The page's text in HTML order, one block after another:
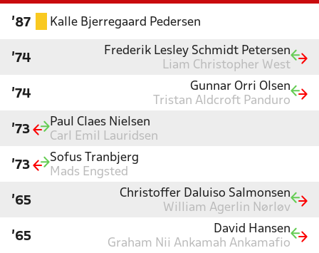
'87 Kalle Bjerregaard Pedersen
'74
Frederik Lesley Schmidt Petersen
Liam Christopher West
'74
Gunnar Orri Olsen
Tristan Aldcroft Panduro
'73
Paul Claes Nielsen
Carl Emil Lauridsen
'73
Sofus Tranbjerg
Mads Engsted
'65
Christoffer Daluiso Salmonsen
William Agerlin Nørløv
'65
David Hansen
Graham Nii Ankamah Ankamafio